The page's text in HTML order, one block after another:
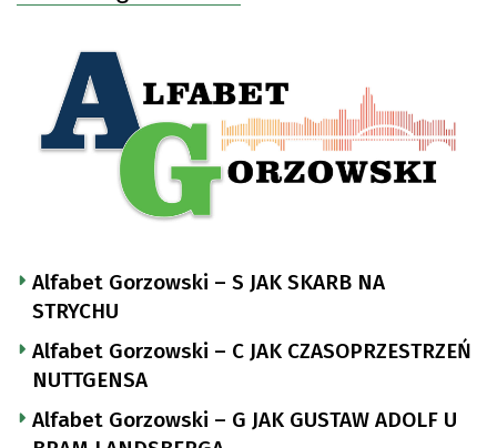
Alfabet Gorzowski – S JAK SKARB NA
STRYCHU
Alfabet Gorzowski – C JAK CZASOPRZESTRZEŃ
NUTTGENSA
Alfabet Gorzowski – G JAK GUSTAW ADOLF U